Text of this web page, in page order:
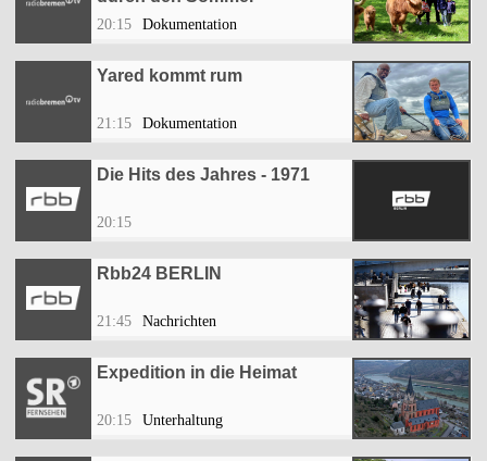
20:15 Dokumentation
Yared kommt rum
21:15 Dokumentation
Die Hits des Jahres - 1971
20:15
Rbb24 BERLIN
21:45 Nachrichten
Expedition in die Heimat
20:15 Unterhaltung